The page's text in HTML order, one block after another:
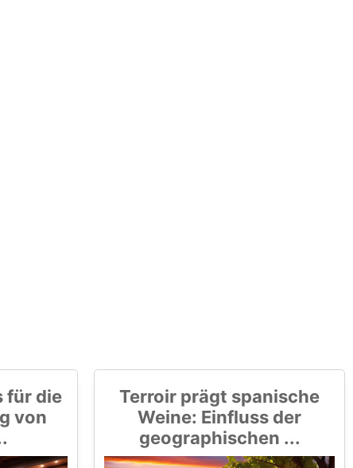
für die
von
Terroir prägt spanische
Weine: Einfluss der
geographischen ...